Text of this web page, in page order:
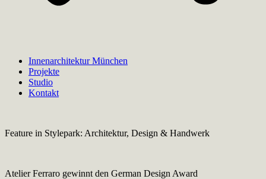
Innenarchitektur München
Projekte
Studio
Kontakt
Feature in Stylepark: Architektur, Design & Handwerk
Atelier Ferraro gewinnt den German Design Award